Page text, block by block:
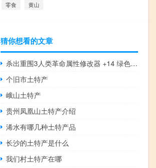
零食
黄山
猜你想看的文章
杀出重围3人类革命属性修改器 +14 绿色免费版（杀出重围3人类革命属性修改器 +14 绿色免费版功能简介）
个旧市土特产
峨山土特产
贵州凤凰山土特产介绍
浠水有哪几种土特产品
长沙的土特产是什么
我们村土特产在哪